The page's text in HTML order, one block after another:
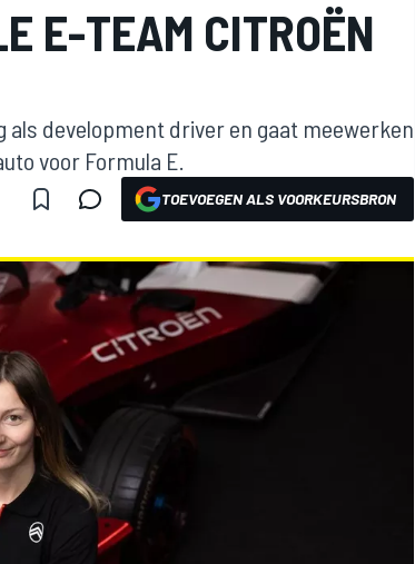
E-TEAM CITROËN
als development driver en gaat meewerken
voor Formula E.
TOEVOEGEN ALS VOORKEURSBRON